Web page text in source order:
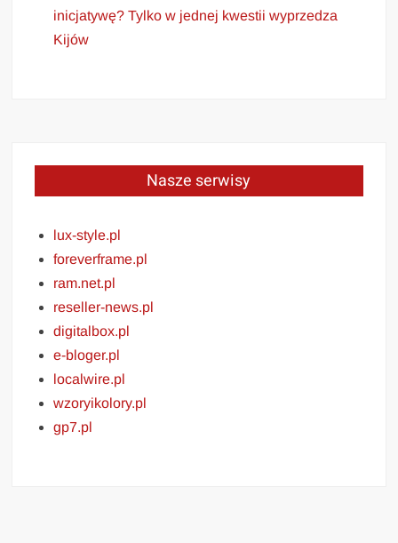
inicjatywę? Tylko w jednej kwestii wyprzedza
Kijów
Nasze serwisy
lux-style.pl
foreverframe.pl
ram.net.pl
reseller-news.pl
digitalbox.pl
e-bloger.pl
localwire.pl
wzoryikolory.pl
gp7.pl